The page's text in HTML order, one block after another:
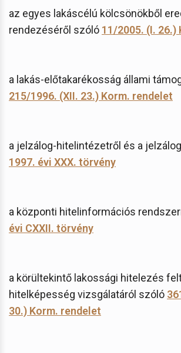
az egyes lakáscélú kölcsönökből
rendezéséről szóló 11/2005. (I. 26.)
a lakás-előtakarékosság állami
215/1996. (XII. 23.) Korm. rendelet
a jelzálog-hitelintézetről és a
1997. évi XXX. törvény
a központi hitelinformációs
évi CXXII. törvény
a körültekintő lakossági hitelezés
hitelképesség vizsgálatáról szóló
30.) Korm. rendelet